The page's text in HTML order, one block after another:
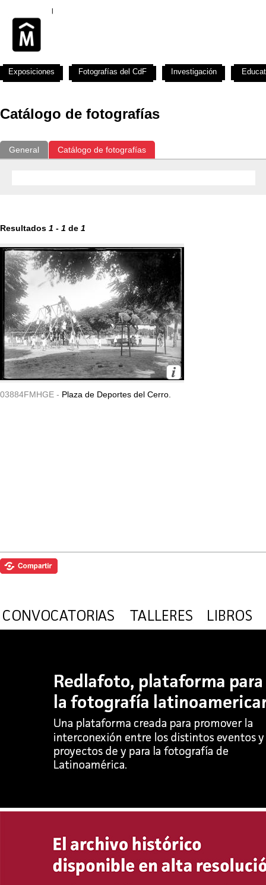
Catálogo de fotografías
General Catálogo de fotografías
Resultados 1 - 1 de 1
03884FMHGE - Plaza de Deportes del Cerro.
Exposiciones Fotografías del CdF Investigación